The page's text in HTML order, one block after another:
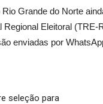
Grande do Norte
Regional Eleitoral
enviadas por
seleção para